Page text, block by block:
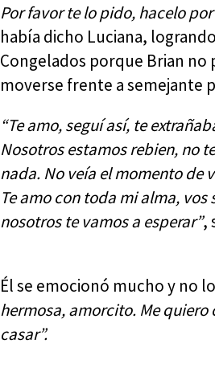
Por favor te lo pido, hacelo
había dicho Luciana,
Congelados porque Brian no
moverse frente a semejante
“Te amo, seguí así, te
Nosotros estamos rebien, no
nada. No veía el momento de
Te amo con toda mi alma, vos
nosotros te vamos a esperar”,
Él se emocionó mucho y no
hermosa, amorcito. Me quiero
casar”.